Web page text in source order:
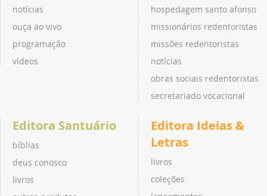
notícias
ouça ao vivo
programação
vídeos
hospedagem santo afonso
missionários redentoristas
missões redentoristas
notícias
obras sociais redentoristas
secretariado vocacional
Editora Santuário
bíblias
deus conosco
livros
Editora Ideias &
Letras
livros
coleções